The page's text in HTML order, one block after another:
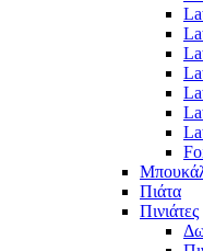
Πιάτα
Πινιάτες